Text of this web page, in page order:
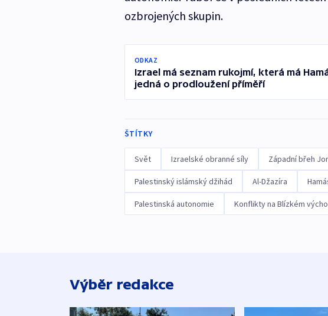
ozbrojených skupin.
ODKAZ
Izrael má seznam rukojmí, která má
jedná o prodloužení příměří
ŠTÍTKY
Svět Izraelské obranné síly Západní břeh
Palestinský islámský džihád Al-Džazíra
Palestinská autonomie Konflikty na Blízkém
Výběr redakce